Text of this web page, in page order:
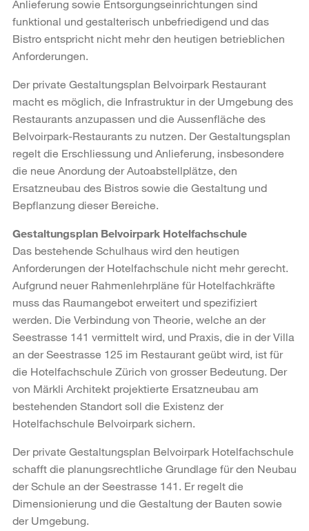
Anlieferung sowie Entsorgungseinrichtungen sind
funktional und gestalterisch unbefriedigend und das
Bistro entspricht nicht mehr den heutigen betrieblichen
Anforderungen.
Der private Gestaltungsplan Belvoirpark Restaurant
macht es möglich, die Infrastruktur in der Umgebung des
Restaurants anzupassen und die Aussenfläche des
Belvoirpark-Restaurants zu nutzen. Der Gestaltungsplan
regelt die Erschliessung und Anlieferung, insbesondere
die neue Anordung der Autoabstellplätze, den
Ersatzneubau des Bistros sowie die Gestaltung und
Bepflanzung dieser Bereiche.
Gestaltungsplan Belvoirpark Hotelfachschule
Das bestehende Schulhaus wird den heutigen
Anforderungen der Hotelfachschule nicht mehr gerecht.
Aufgrund neuer Rahmenlehrpläne für Hotelfachkräfte
muss das Raumangebot erweitert und spezifiziert
werden. Die Verbindung von Theorie, welche an der
Seestrasse 141 vermittelt wird, und Praxis, die in der Villa
an der Seestrasse 125 im Restaurant geübt wird, ist für
die Hotelfachschule Zürich von grosser Bedeutung. Der
von Märkli Architekt projektierte Ersatzneubau am
bestehenden Standort soll die Existenz der
Hotelfachschule Belvoirpark sichern.
Der private Gestaltungsplan Belvoirpark Hotelfachschule
schafft die planungsrechtliche Grundlage für den Neubau
der Schule an der Seestrasse 141. Er regelt die
Dimensionierung und die Gestaltung der Bauten sowie
der Umgebung.